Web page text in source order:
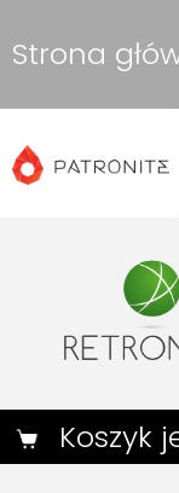
Strona
Koszyk